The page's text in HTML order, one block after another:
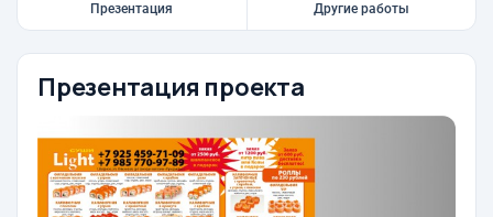
Презентация Другие работы
Презентация проекта